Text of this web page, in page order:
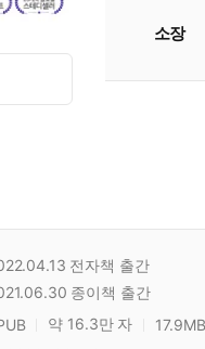
소장
전자책 출간
종이책 출간
약 16.3만 자 17.9MB